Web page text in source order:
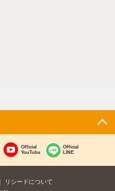
Official
YouTube
Official
LINE
リシードについて